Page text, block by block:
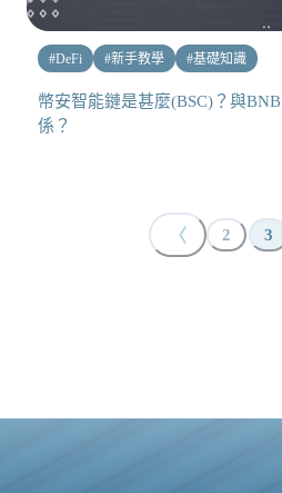
#DeFi #新手教學 #基礎知識
幣安智能鏈是甚麼(BSC)？與
係？
〈 2 3